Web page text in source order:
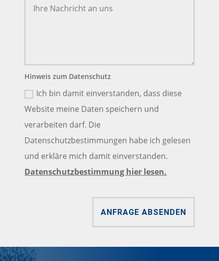
Hinweis zum Datenschutz
Ich bin damit einverstanden, dass diese
Website meine Daten speichern und
verarbeiten darf. Die
Datenschutzbestimmungen habe ich gelesen
und erkläre mich damit einverstanden.
Datenschutzbestimmung hier lesen.
ANFRAGE ABSENDEN